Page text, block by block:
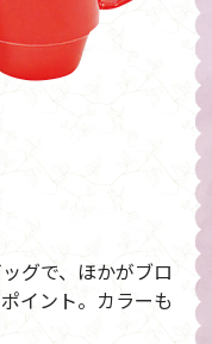
グで、ほかがブロ
イント。カラーも